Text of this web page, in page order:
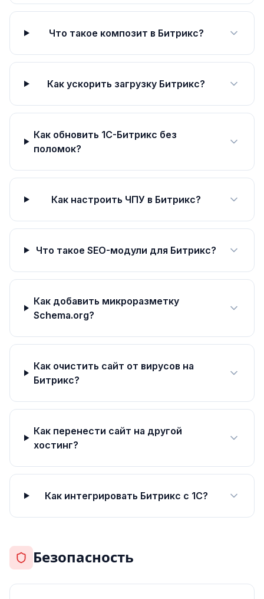
Что такое композит в Битрикс?
Как ускорить загрузку Битрикс?
Как обновить 1С-Битрикс без
поломок?
Как настроить ЧПУ в Битрикс?
Что такое SEO-модули для Битрикс?
Как добавить микроразметку
Schema.org?
Как очистить сайт от вирусов на
Битрикс?
Как перенести сайт на другой
хостинг?
Как интегрировать Битрикс с 1С?
Безопасность